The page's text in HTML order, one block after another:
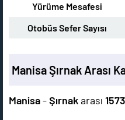
Yürüme Mesafesi
Otobüs Sefer Sayısı
Manisa Şırnak Arası
Manisa-Şırnakarası 1573